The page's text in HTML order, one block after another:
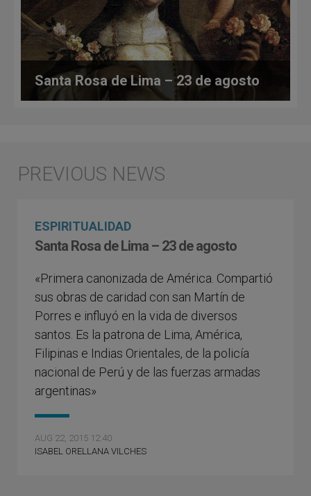
Santa Rosa de Lima – 23 de agosto
ESPIRITUALIDAD
Santa Rosa de Lima – 23 de agosto
«Primera canonizada de América. Compartió
sus obras de caridad con san Martín de
Porres e influyó en la vida de diversos
santos. Es la patrona de Lima, América,
Filipinas e Indias Orientales, de la policía
nacional de Perú y de las fuerzas armadas
argentinas»
AUG 22, 2015 12:40
ISABEL ORELLANA VILCHES